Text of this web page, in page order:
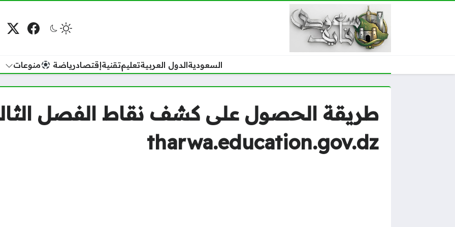
فيسبوك
السعوديةالدول العربيةتعليمتقنيةإقتصادرياضة منوعات
tharwa.education.gov.dz